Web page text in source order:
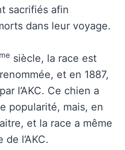
sacrifiés afin
dans leur voyage.
siècle, la race est
et en 1887,
l’AKC. Ce chien a
popularité, mais, en
et la race a même
l’AKC.